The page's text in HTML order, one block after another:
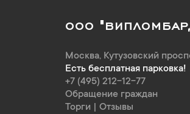
ООО
Москва, Кутузовский
Есть бесплатная парковка!
+7 (495) 212-12-77
Обращение граждан
Торги
Отзывы